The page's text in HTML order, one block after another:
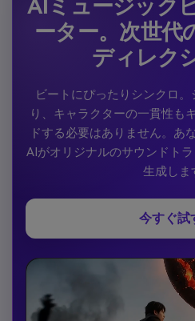
AIミュージック
ーター。次世代
ディレク
ビートにぴったりシンクロ
り、キャラクターの一貫性も
ドする必要はありません。あ
AIがオリジナルのサウンドト
生成しま
今すぐ